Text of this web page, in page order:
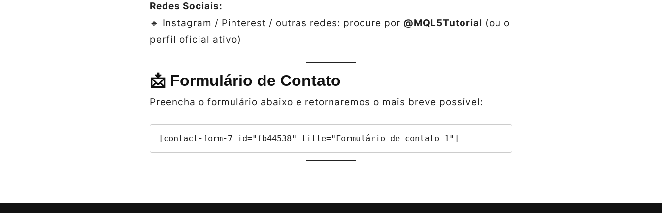
Redes Sociais:
🔹 Instagram / Pinterest / outras redes: procure por @MQL5Tutorial (ou o
perfil oficial ativo)
📩 Formulário de Contato
Preencha o formulário abaixo e retornaremos o mais breve possível:
[contact-form-7 id="fb44538" title="Formulário de contato 1"]